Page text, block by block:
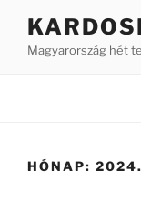
Magyarország hét
HÓNAP: